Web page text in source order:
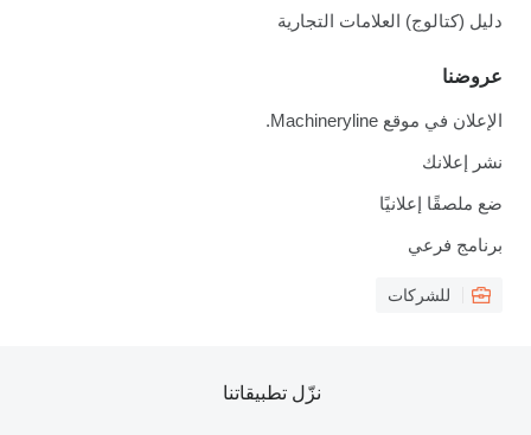
دليل (كتالوج) العلامات التجارية
عروضنا
الإعلان في موقع Machineryline.
نشر إعلانك
ضع ملصقًا إعلانيًا
برنامج فرعي
للشركات
نزّل تطبيقاتنا